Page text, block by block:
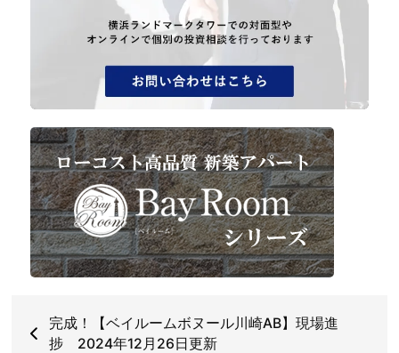
完成！【ベイルームボヌール川崎AB】現場進
捗 2024年12月26日更新